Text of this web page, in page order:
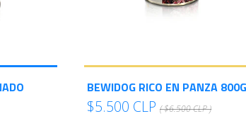
BEWIDOG RICO EN PANZA
$5.500 CLP ( $6.500 CLP )